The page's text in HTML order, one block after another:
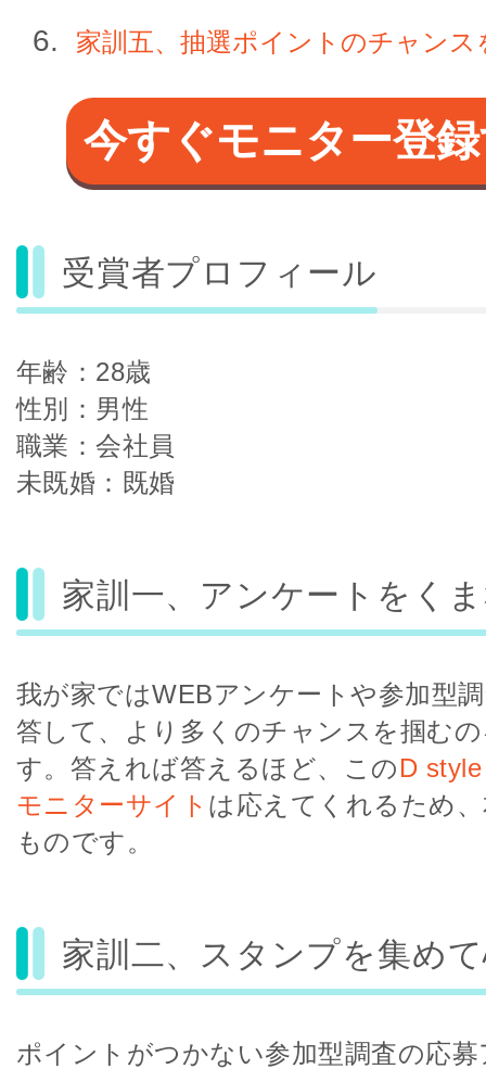
家訓五、抽選ポイントのチャンス
今すぐモニター登
受賞者プロフィール
年齢：28歳
性別：男性
職業：会社員
未既婚：既婚
家訓一、アンケートをく
我が家ではWEBアンケートや参加型
答して、より多くのチャンスを掴む
す。答えれば答えるほど、このD
モニターサイト は応えてくれるため
ものです。
家訓二、スタンプを集め
ポイントがつかない参加型調査の応